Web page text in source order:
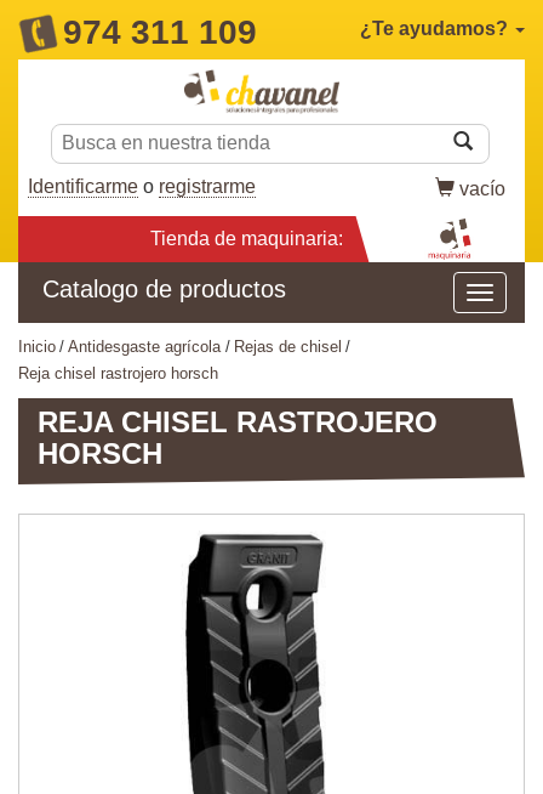
974 311 109 ¿Te ayudamos?
Identificarme o registrarme vacío
Tienda de maquinaria:
Catalogo de productos
inicio antidesgaste agrícola
rejas de chisel
reja chisel rastrojero horsch
REJA CHISEL RASTROJERO
HORSCH